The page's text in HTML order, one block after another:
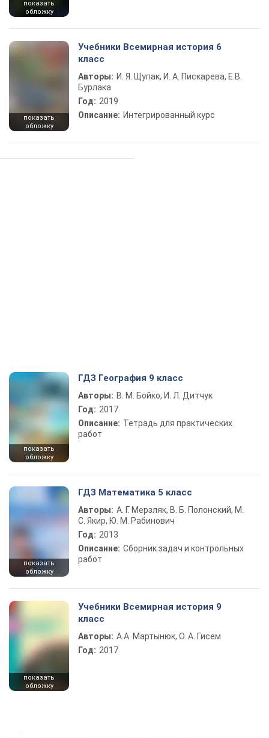
показать
обложку
показать
обложку
Учебники Всемирная история 6
класс
Авторы: И. Я. Щупак, И. А. Пискарева, Е.В.
Бурлака
Год: 2019
Описание: Интегрированный курс
показать
обложку
ГДЗ География 9 класс
Авторы: В. М. Бойко, И. Л. Дитчук
Год: 2017
Описание: Тетрадь для практических
работ
показать
обложку
ГДЗ Математика 5 класс
Авторы: А. Г. Мерзляк, В. Б. Полонский, М.
С. Якир, Ю. М. Рабинович
Год: 2013
Описание: Сборник задач и контрольных
работ
показать
обложку
Учебники Всемирная история 9
класс
Авторы: А.А. Мартынюк, О. А. Гисем
Год: 2017